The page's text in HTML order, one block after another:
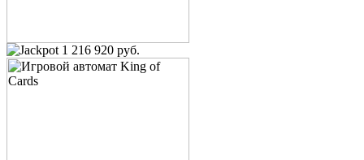
1 216 920 руб.